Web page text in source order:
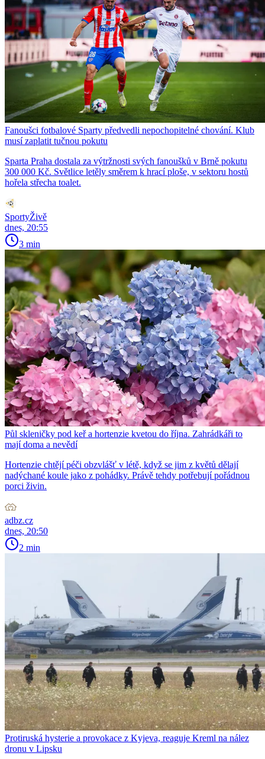
Fanoušci fotbalové Sparty předvedli nepochopitelné chování. Klub
musí zaplatit tučnou pokutu
Sparta Praha dostala za výtržnosti svých fanoušků v Brně pokutu
300 000 Kč. Světlice letěly směrem k hrací ploše, v sektoru hostů
hořela střecha toalet.
SportyŽivě
dnes, 20:55
3 min
Půl skleničky pod keř a hortenzie kvetou do října. Zahrádkáři to
mají doma a nevědí
Hortenzie chtějí péči obzvlášť v létě, když se jim z květů dělají
nadýchané koule jako z pohádky. Právě tehdy potřebují pořádnou
porci živin.
adbz.cz
dnes, 20:50
2 min
Protiruská hysterie a provokace z Kyjeva, reaguje Kreml na nález
dronu v Lipsku